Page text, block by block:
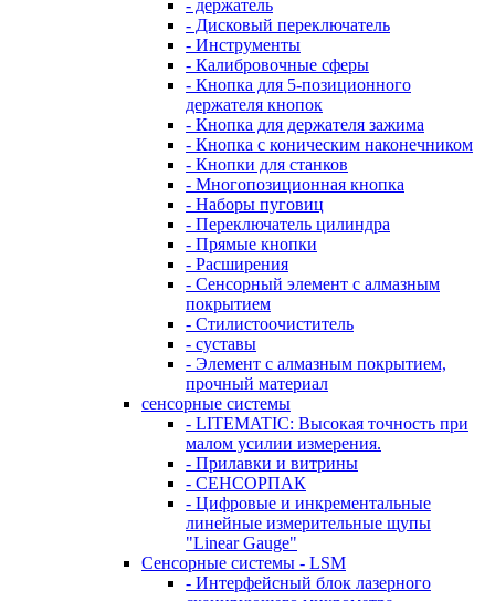
- держатель
- Дисковый переключатель
- Инструменты
- Калибровочные сферы
- Кнопка для 5-позиционного
держателя кнопок
- Кнопка для держателя зажима
- Кнопка с коническим наконечником
- Кнопки для станков
- Многопозиционная кнопка
- Наборы пуговиц
- Переключатель цилиндра
- Прямые кнопки
- Расширения
- Сенсорный элемент с алмазным
покрытием
- Стилистоочиститель
- суставы
- Элемент с алмазным покрытием,
прочный материал
сенсорные системы
- LITEMATIC: Высокая точность при
малом усилии измерения.
- Прилавки и витрины
- СЕНСОРПАК
- Цифровые и инкрементальные
линейные измерительные щупы
"Linear Gauge"
Сенсорные системы - LSM
- Интерфейсный блок лазерного